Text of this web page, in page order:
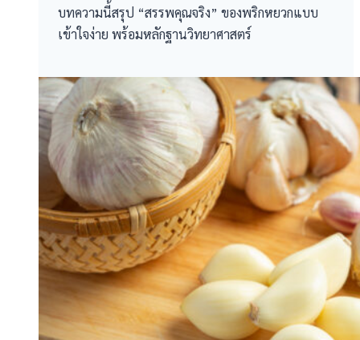
บทความนี้สรุป “สรรพคุณจริง” ของพริกหยวกแบบ
เข้าใจง่าย พร้อมหลักฐานวิทยาศาสตร์